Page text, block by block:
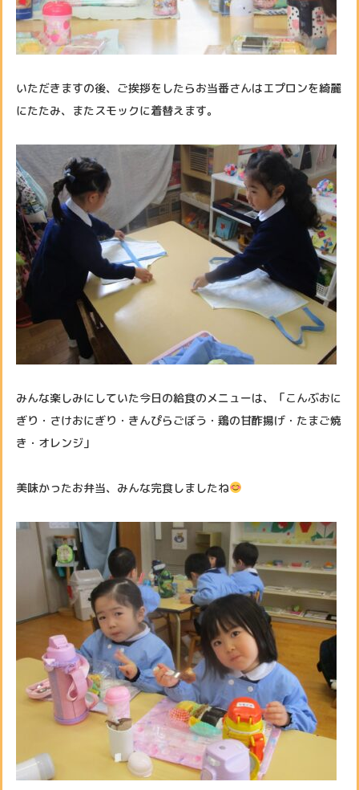
いただきますの後、ご挨拶をしたらお当番さんはエプロンを綺麗
にたたみ、またスモックに着替えます。
みんな楽しみにしていた今日の給食のメニューは、「こんぶおに
ぎり・さけおにぎり・きんぴらごぼう・鶏の甘酢揚げ・たまご焼
き・オレンジ」
美味かったお弁当、みんな完食しましたね